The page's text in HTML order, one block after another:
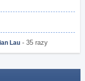
Lau - 35 razy